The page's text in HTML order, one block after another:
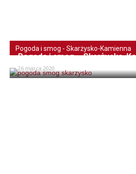
Pogoda i smog - Skarżysko-Kamienna
Pogoda i smog – Skarżysko-
26 marca 2020